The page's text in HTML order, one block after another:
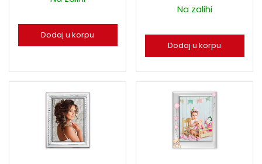
Dodaj u korpu
Na zalihi
Dodaj u korpu